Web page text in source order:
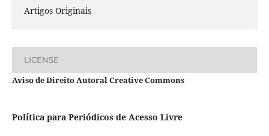
Artigos Originais
LICENSE
Aviso de Direito Autoral Creative Commons
Política para Periódicos de Acesso Livre